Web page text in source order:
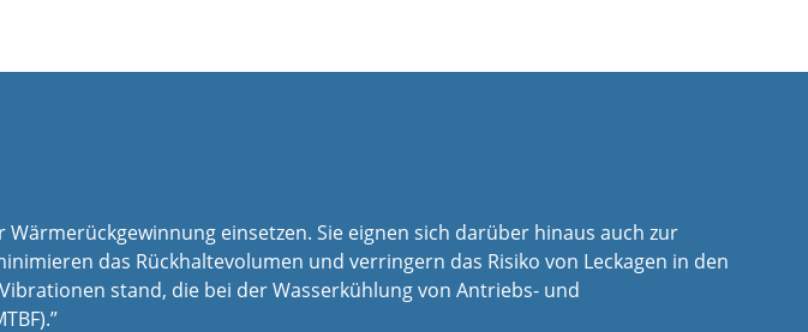
einsetzen. Sie eignen sich darüber hinaus auch zur
das Rückhaltevolumen und verringern das Risiko von Leckagen in den
stand, die bei der Wasserkühlung von Antriebs- und